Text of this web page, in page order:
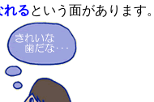
れるという面があります。